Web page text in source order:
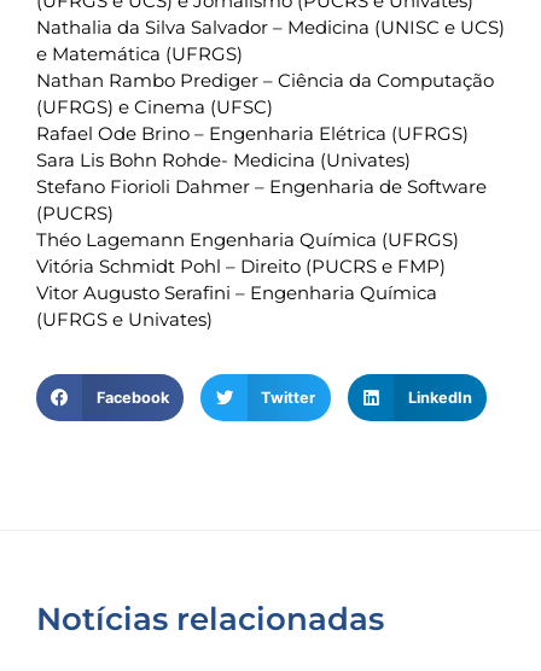
Nathalia da Silva Salvador – Medicina (UNISC e UCS)
e Matemática (UFRGS)
Nathan Rambo Prediger – Ciência da Computação
(UFRGS) e Cinema (UFSC)
Rafael Ode Brino – Engenharia Elétrica (UFRGS)
Sara Lis Bohn Rohde- Medicina (Univates)
Stefano Fiorioli Dahmer – Engenharia de Software
(PUCRS)
Théo Lagemann Engenharia Química (UFRGS)
Vitória Schmidt Pohl – Direito (PUCRS e FMP)
Vitor Augusto Serafini – Engenharia Química
(UFRGS e Univates)
Facebook Twitter LinkedIn
Notícias relacionadas